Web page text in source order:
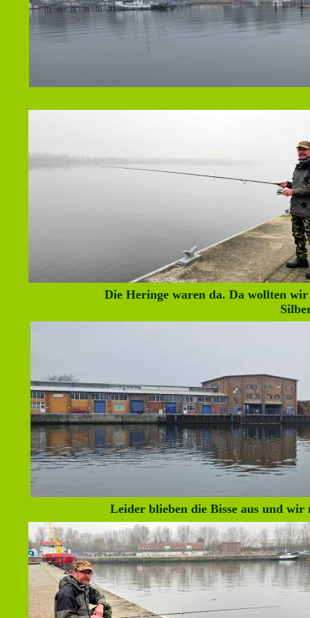
Die Heringe waren da. Da wollten
Leider blieben die Bisse aus und wir